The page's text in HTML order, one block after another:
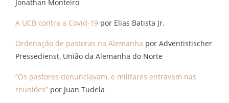
Jonathan Monteiro
A UCB contra a Covid-19 por Elias Batista Jr.
Ordenação de pastoras na Alemanha por Adventistischer
Pressedienst, União da Alemanha do Norte
“Os pastores denunciavam, e militares entravam nas
reuniões” por Juan Tudela